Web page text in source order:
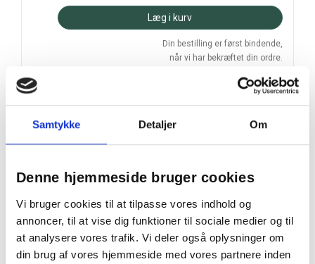
Samtykke Detaljer Om
Denne hjemmeside bruger cookies
Vi bruger cookies til at tilpasse vores indhold og
annoncer, til at vise dig funktioner til sociale medier og til
at analysere vores trafik. Vi deler også oplysninger om
din brug af vores hjemmeside med vores partnere inden
Læg i kurv
Din bestilling er først bindende,
når vi har bekræftet din ordre.
Levering: 2-5 hverdage
Handelsbetingelser